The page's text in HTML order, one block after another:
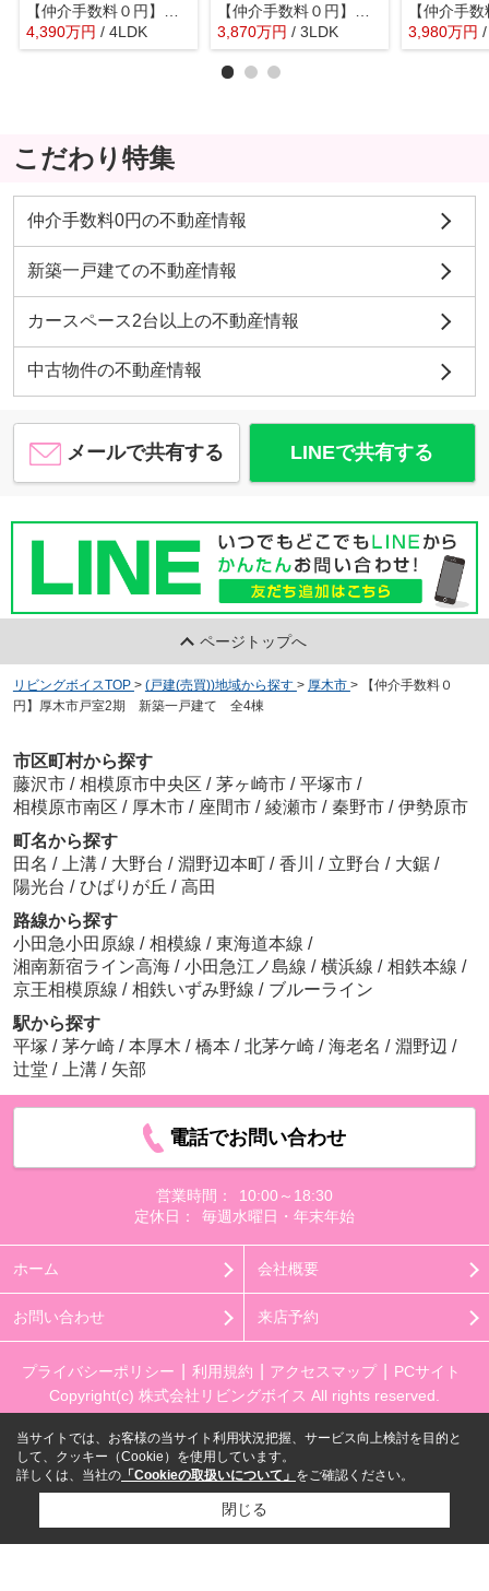
【仲介手数料０円】厚木市林5丁目1期 新築一戸建て 全3棟
4,390万円 / 4LDK
【仲介手数料０円】厚木市及川2丁目 新築一戸建て
3,870万円 / 3LDK 3,980万円
こだわり特集
仲介手数料0円の不動産情報
新築一戸建ての不動産情報
カースペース2台以上の不動産情報
中古物件の不動産情報
メールで共有する LINEで共有する
ページトップへ
リビングボイスTOP > (戸建(売買))地域から探す > 厚木市 >
【仲介手数料０
円】厚木市戸室2期 新築一戸建て 全4棟
市区町村から探す
藤沢市 / 相模原市中央区 / 茅ヶ崎市 / 平塚市 /
相模原市南区 / 厚木市 / 座間市 / 綾瀬市 / 秦野市 / 伊勢原市
町名から探す
田名 / 上溝 / 大野台 / 淵野辺本町 / 香川 / 立野台 / 大鋸 /
陽光台 / ひばりが丘 / 高田
路線から探す
小田急小田原線 / 相模線 / 東海道本線 /
湘南新宿ライン高海 / 小田急江ノ島線 / 横浜線 / 相鉄本線 /
京王相模原線 / 相鉄いずみ野線 / ブルーライン
駅から探す
平塚 / 茅ケ崎 / 本厚木 / 橋本 / 北茅ケ崎 / 海老名 / 淵野辺 /
辻堂 / 上溝 / 矢部
電話でお問い合わせ
営業時間：
10:00～18:30
定休日：
毎週水曜日・年末年始
ホーム 会社概要
お問い合わせ 来店予約
プライバシーポリシー 利用規約 アクセスマップ
PCサイト
Copyright(c) 株式会社リビングボイス All rights reserved.
当サイトでは、お客様の当サイト利用状況把握、サービス向上検討を目的と
して、クッキー（Cookie）を使用しています。
詳しくは、当社の 「Cookieの取扱いについて」 をご確認ください。
閉じる